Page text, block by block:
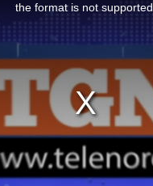
the format is not supported.